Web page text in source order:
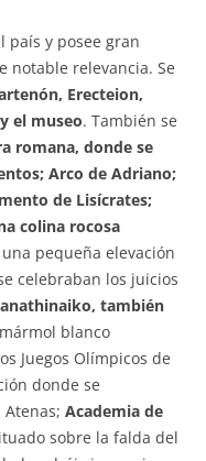
país y posee gran
notable relevancia. Se
Erecteion,
el museo. También se
romana, donde se
Arco de Adriano;
de Lisícrates;
colina rocosa
una pequeña elevación
celebraban los juicios
también
blanco
Juegos Olímpicos de
donde se
Academia de
sobre la falda del